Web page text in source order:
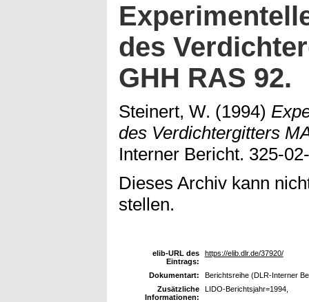
des
GHH RAS 92.
Steinert, W. (1994)
des Verdichtergitters
Interner Bericht. 325-
Dieses Archiv kann
stellen.
elib-URL des
Eintrags:
https://elib.dlr.de/37920/
Dokumentart:
Berichtsreihe (DLR-Interner
Zusätzliche
Informationen:
LIDO-Berichtsjahr=1994,